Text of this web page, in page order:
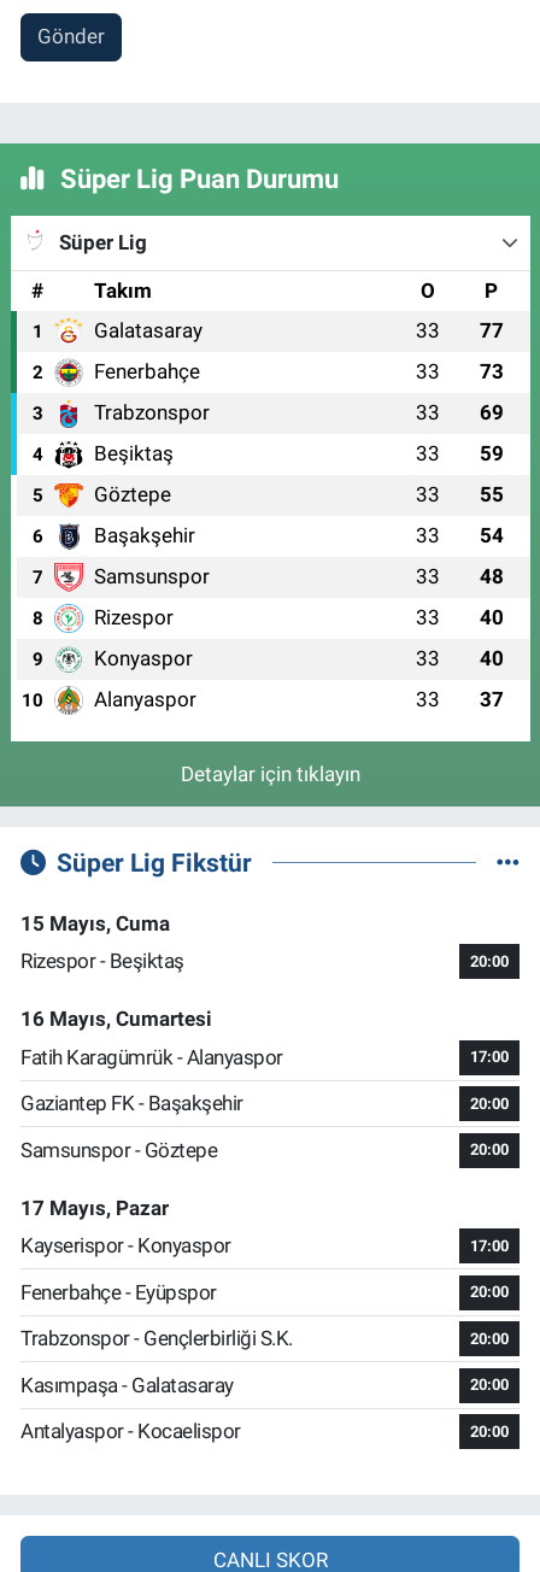
Gönder
Süper Lig Puan Durumu
Süper Lig
#
Takım O P
1 Galatasaray 33 77
2 Fenerbahçe 33 73
3 Trabzonspor 33 69
4 Beşiktaş 33 59
5 Göztepe 33 55
6 Başakşehir 33 54
7 Samsunspor 33 48
8 Rizespor 33 40
9 Konyaspor 33 40
10 Alanyaspor 33 37
Detaylar için tıklayın
Süper Lig Fikstür
15 Mayıs, Cuma
Rizespor - Beşiktaş
20:00
16 Mayıs, Cumartesi
Fatih Karagümrük - Alanyaspor
17:00
Gaziantep FK - Başakşehir 20:00
Samsunspor - Göztepe 20:00
17 Mayıs, Pazar
Kayserispor - Konyaspor
17:00
Fenerbahçe - Eyüpspor 20:00
Trabzonspor - Gençlerbirliği S.K. 20:00
Kasımpaşa - Galatasaray 20:00
Antalyaspor - Kocaelispor 20:00
CANLI SKOR